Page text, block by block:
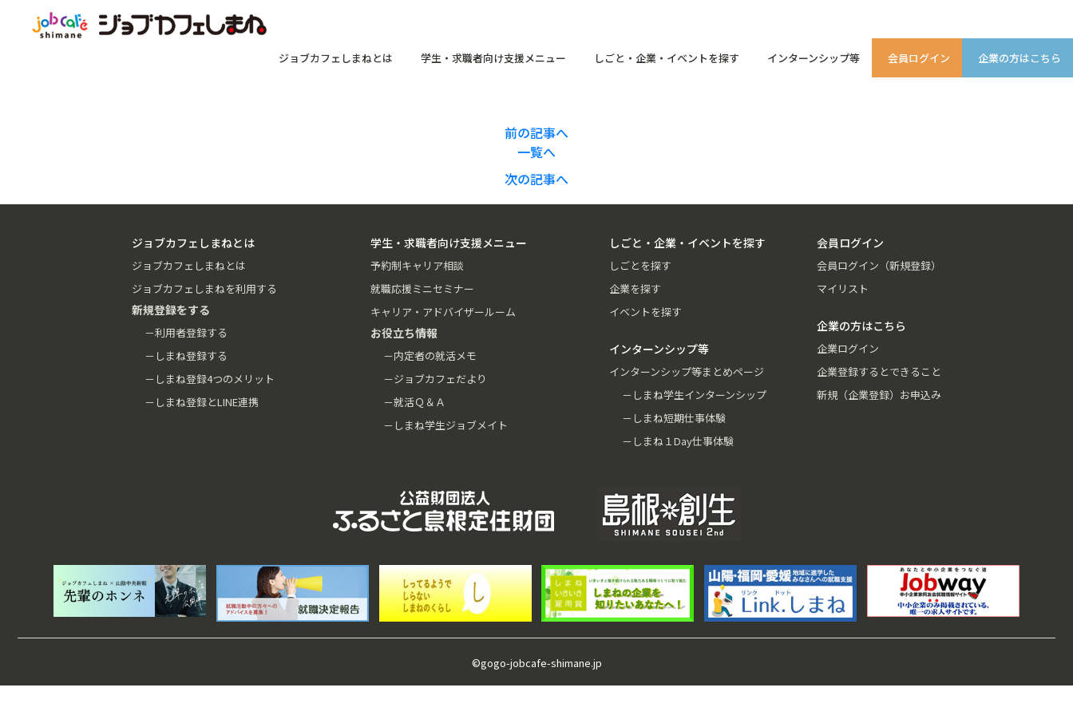
ジョブカフェしまねとは 学生・求職者向け支援メニュー しごと・企業・イベントを探す インターンシップ等 会員ログイン 企業の方はこちら
前の記事へ
一覧へ
次の記事へ
ジョブカフェしまねとは
ジョブカフェしまねとは
ジョブカフェしまねを利用する
新規登録をする
－利用者登録する
－しまね登録する
－しまね登録4つのメリット
－しまね登録とLINE連携
学生・求職者向け支援メニュー
予約制キャリア相談
就職応援ミニセミナー
キャリア・アドバイザールーム
お役立ち情報
－内定者の就活メモ
－ジョブカフェだより
－就活Ｑ＆Ａ
－しまね学生ジョブメイト
しごと・企業・イベントを探す
しごとを探す
企業を探す
イベントを探す
インターンシップ等
インターンシップ等まとめページ
－しまね学生インターンシップ
－しまね短期仕事体験
－しまね１Day仕事体験
会員ログイン
会員ログイン（新規登録）
マイリスト
企業の方はこちら
企業ログイン
企業登録するとできること
新規（企業登録）お申込み
©gogo-jobcafe-shimane.jp